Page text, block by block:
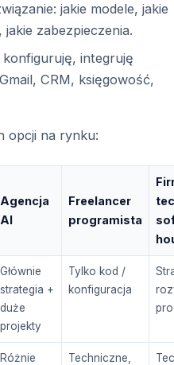
jakie modele, jakie
zabezpieczenia.
integruję
CRM, księgowość,
opcji na rynku:
Agencja
AI
Freelancer
programista
Głównie
strategia +
duże
projekty
Tylko kod /
konfiguracja
Różnie
Techniczne,